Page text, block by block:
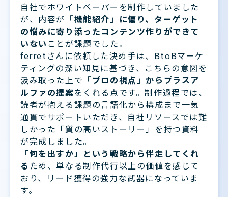
自社でホワイトペーパーを制作していました
が、内容が 「機能紹介」に偏り、ターゲット
の悩みに寄り添ったコンテンツ作りができて
いない ことが課題でした。
ferretさんに依頼した決め手は、BtoBマーケ
ティングの深い知見に基づき、こちらの意図を
汲み取った上で 「プロの視点」からプラスア
ルファの提案をくれる点です。制作過程では、
読者が抱える課題の言語化から構成まで一気
通貫でサポートいただき、自社リソースでは難
しかった「質の高いストーリー」を持つ資料
が完成しました。
「何を出すか」という戦略から伴走してくれ
る ため、単なる制作代行以上の価値を感じて
おり、リード獲得の強力な武器になっていま
す。